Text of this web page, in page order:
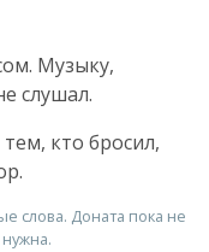
Музыку,
слушал.
кто бросил,
слова. Доната пока не